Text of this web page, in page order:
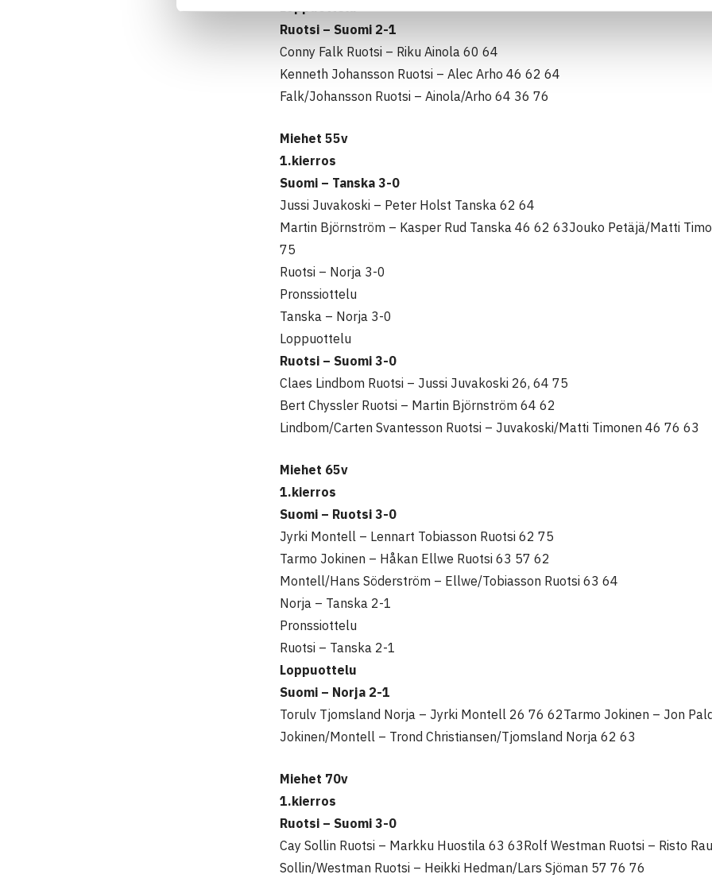
Ruotsi – Suomi 2-1
Conny Falk Ruotsi – Riku Ainola 60 64
Kenneth Johansson Ruotsi – Alec Arho 46 62 64
Falk/Johansson Ruotsi – Ainola/Arho 64 36 76
Miehet 55v
1.kierros
Suomi – Tanska 3-0
Jussi Juvakoski – Peter Holst Tanska 62 64
Martin Björnström – Kasper Rud Tanska 46 62 63Jouko Petäjä/Matti
75
Ruotsi – Norja 3-0
Pronssiottelu
Tanska – Norja 3-0
Loppuottelu
Ruotsi – Suomi 3-0
Claes Lindbom Ruotsi – Jussi Juvakoski 26, 64 75
Bert Chyssler Ruotsi – Martin Björnström 64 62
Lindbom/Carten Svantesson Ruotsi – Juvakoski/Matti Timonen 46 76 63
Miehet 65v
1.kierros
Suomi – Ruotsi 3-0
Jyrki Montell – Lennart Tobiasson Ruotsi 62 75
Tarmo Jokinen – Håkan Ellwe Ruotsi 63 57 62
Montell/Hans Söderström – Ellwe/Tobiasson Ruotsi 63 64
Norja – Tanska 2-1
Pronssiottelu
Ruotsi – Tanska 2-1
Loppuottelu
Suomi – Norja 2-1
Torulv Tjomsland Norja – Jyrki Montell 26 76 62Tarmo Jokinen – Jon
Jokinen/Montell – Trond Christiansen/Tjomsland Norja 62 63
Miehet 70v
1.kierros
Ruotsi – Suomi 3-0
Cay Sollin Ruotsi – Markku Huostila 63 63Rolf Westman Ruotsi – Risto
Sollin/Westman Ruotsi – Heikki Hedman/Lars Sjöman 57 76 76